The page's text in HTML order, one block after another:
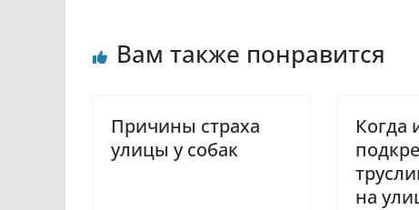
Вам также понравится
Причины страха
улицы у собак
Когда
на